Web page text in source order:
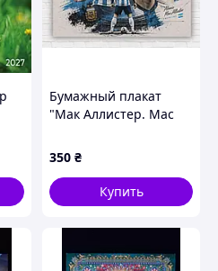
Бумажный плакат
"Мак Аллистер. Mac
350 ₴
Купить